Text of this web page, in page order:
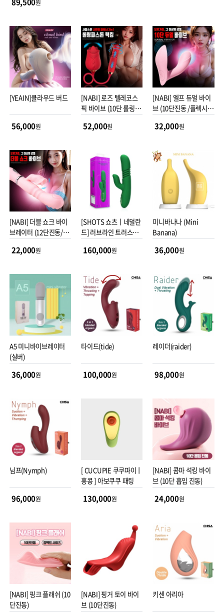
원
[YEAIN]클라우드 버드
56,000원
[NABI] 로즈 텔레코스
픽 바이브 (10단 롤링피
52,000원
[NABI] 엘프 듀얼 바이
브 (10단진동 /플렉시
32,000원
[NABI] 더블 쇼크 바이
브레이터 (12단진동/플
22,000원
[SHOTS 쇼츠ㅣ네덜란
드] 러브라인 트러스팅
터
160,000원
미니바나나 (Mini
Banana)
36,000원
A5 미니바이브레이터
(실버)
36,000원
타이드(tide)
100,000원
레이더(raider)
98,000원
님프(Nymph)
96,000원
[ CUCUPIE 쿠쿠파이ㅣ
홍콩 ] 아보쿠쿠 패팅
130,000원
[NABI] 콤마 석킹 바이
브 (10단 흡입 진동)
24,000원
[NABI] 핑크 플래쉬 (10
단진동)
[NABI] 핑거 토이 바이
브 (10단진동)
키센 아리아